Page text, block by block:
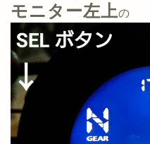
モニター左上の